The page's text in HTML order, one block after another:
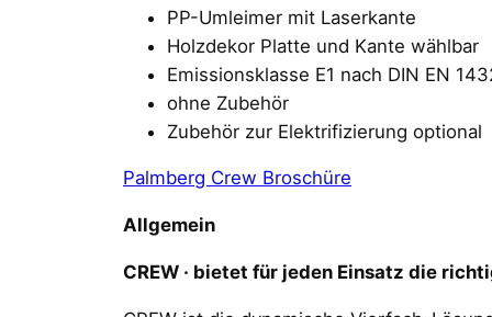
PP-Umleimer mit Laserkante
Holzdekor Platte und Kante wählbar
Emissionsklasse E1 nach DIN EN
ohne Zubehör
Zubehör zur Elektrifizierung optional
Palmberg Crew Broschüre
Allgemein
CREW · bietet für jeden Einsatz die